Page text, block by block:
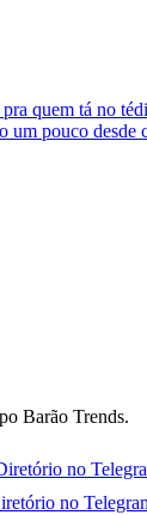
quem tá no
um pouco desde
Barão Trends.
no
no